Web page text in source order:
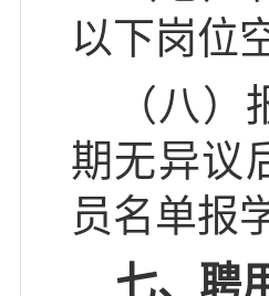
以下岗位
（八
期无异议
员名单报
七、聘